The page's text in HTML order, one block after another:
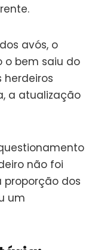
avós, o
o bem saiu do
herdeiros
a atualização
não foi
proporção dos
um